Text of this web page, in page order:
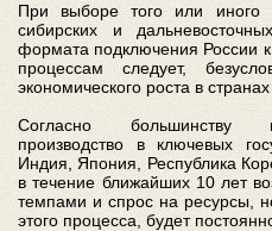
При выборе того или иного
сибирских и
формата подключения России
процессам следует,
экономического роста в
Согласно большинству
производство в ключевых
Индия, Япония, Республика
в течение ближайших 10 лет
темпами и спрос на ресурсы,
этого процесса, будет